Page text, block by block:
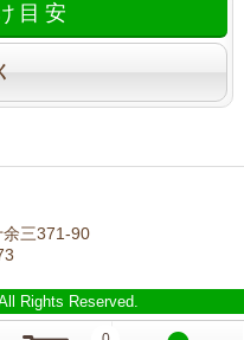
目安
余三371-90
Rights Reserved.